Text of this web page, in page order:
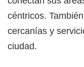
céntricos.
cercanías y
ciudad.